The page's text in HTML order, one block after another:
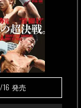
16 発売